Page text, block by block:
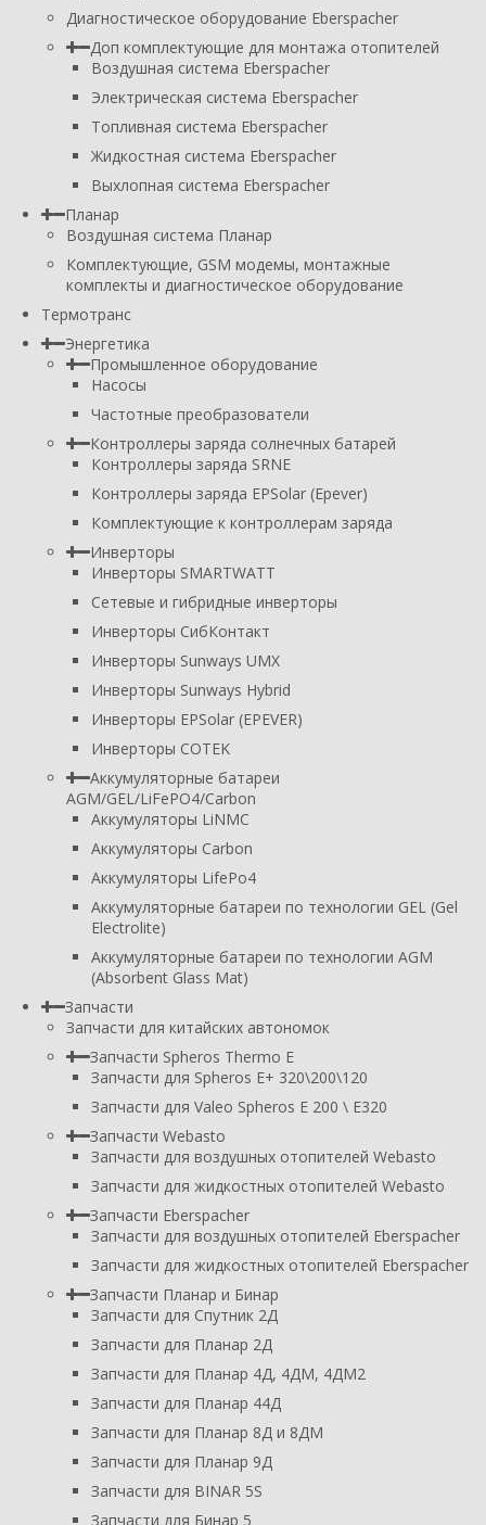
Диагностическое оборудование Eberspacher
Доп комплектующие для монтажа отопителей
Воздушная система Eberspacher
Электрическая система Eberspacher
Топливная система Eberspacher
Жидкостная система Eberspacher
Выхлопная система Eberspacher
Планар
Воздушная система Планар
Комплектующие, GSM модемы, монтажные
комплекты и диагностическое оборудование
Термотранс
Энергетика
Промышленное оборудование
Насосы
Частотные преобразователи
Контроллеры заряда солнечных батарей
Контроллеры заряда SRNE
Контроллеры заряда EPSolar (Epever)
Комплектующие к контроллерам заряда
Инверторы
Инверторы SMARTWATT
Сетевые и гибридные инверторы
Инверторы СибКонтакт
Инверторы Sunways UMX
Инверторы Sunways Hybrid
Инверторы EPSolar (EPEVER)
Инверторы COTEK
Аккумуляторные батареи
AGM/GEL/LiFePO4/Carbon
Аккумуляторы LiNMC
Аккумуляторы Carbon
Аккумуляторы LifePo4
Аккумуляторные батареи по технологии GEL (Gel
Electrolite)
Аккумуляторные батареи по технологии AGM
(Absorbent Glass Mat)
Запчасти
Запчасти для китайских автономок
Запчасти Spheros Thermo E
Запчасти для Spheros E+ 320\200\120
Запчасти для Valeo Spheros E 200 \ E320
Запчасти Webasto
Запчасти для воздушных отопителей Webasto
Запчасти для жидкостных отопителей Webasto
Запчасти Eberspacher
Запчасти для воздушных отопителей Eberspacher
Запчасти для жидкостных отопителей Eberspacher
Запчасти Планар и Бинар
Запчасти для Спутник 2Д
Запчасти для Планар 2Д
Запчасти для Планар 4Д, 4ДМ, 4ДМ2
Запчасти для Планар 44Д
Запчасти для Планар 8Д и 8ДМ
Запчасти для Планар 9Д
Запчасти для BINAR 5S
Запчасти для Бинар 5